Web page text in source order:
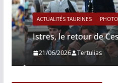
ACTUALITÉS TAURINES PHOTOS
Istres, le retour de Cesar
21/06/2026 Tertulias